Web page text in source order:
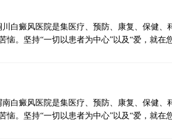
白癜风医院是集医疗、预防、康复、保健
恼。坚持“一切以患者为中心”以及“爱，就在
白癜风医院是集医疗、预防、康复、保健
恼。坚持“一切以患者为中心”以及“爱，就在